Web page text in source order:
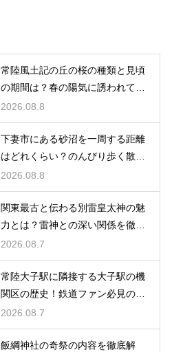
常陸風土記の丘の桜の種類と見頃
の期間は？春の陽気に誘われてお
花見へ
2026.08.8
下妻市にある砂沼を一周する距離
はどれくらい？のんびり歩く散策
ルート
2026.08.8
関東最古と伝わる別雷皇太神の魅
力とは？雷神との深い関係を徹底
解説する
2026.08.7
常陸大子駅に隣接する大子駅の機
関区の歴史！鉄道ファン必見のレ
トロな姿
2026.08.7
飯綱神社の奇祭の内容を徹底解